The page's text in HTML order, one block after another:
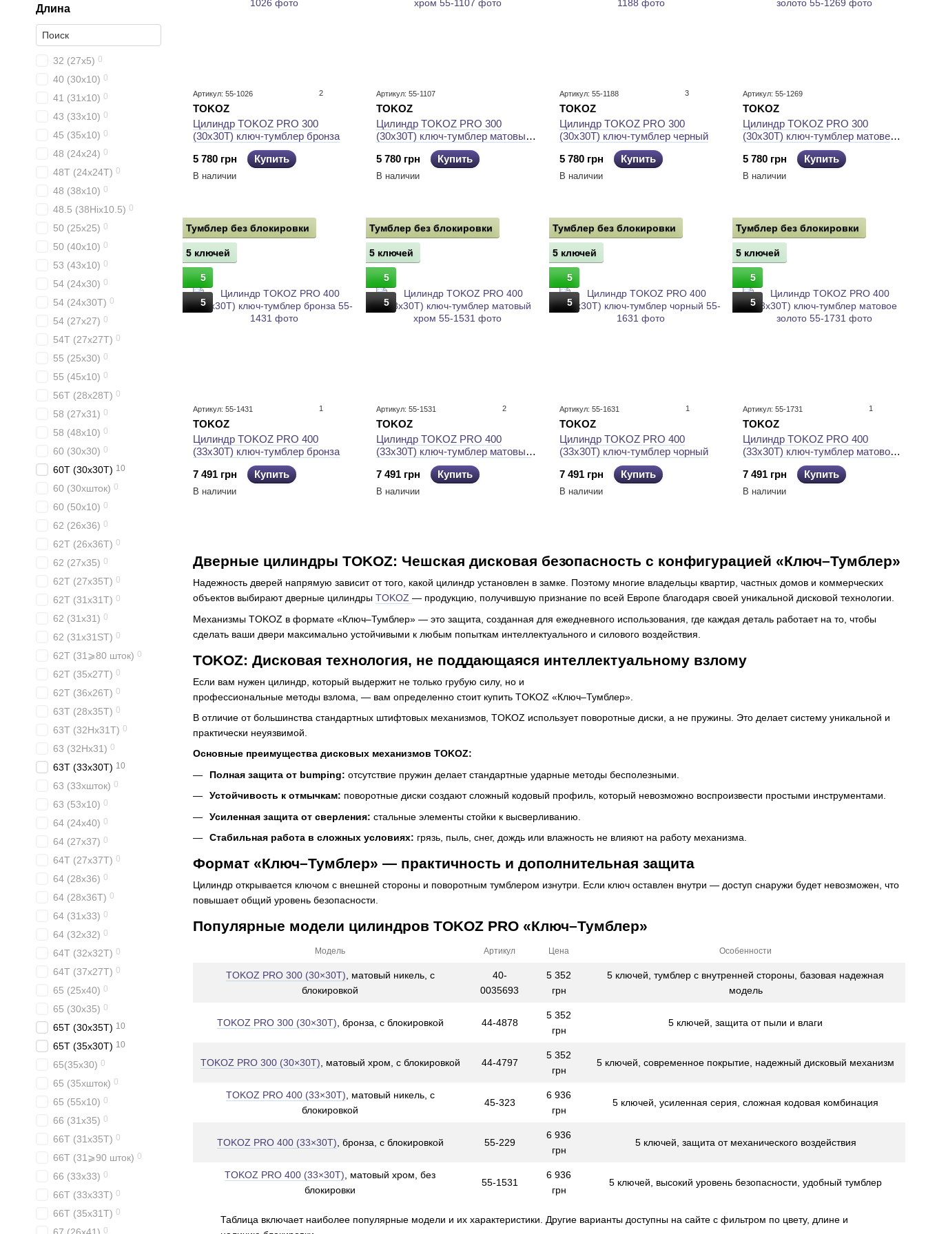
Дверные цилиндры TOKOZ: Чешская дисковая безопасность с конфигурацией «Ключ–Тумблер»
Надежность дверей напрямую зависит от того, какой цилиндр установлен в замке. Поэтому многие владельцы квартир, частных домов и коммерческих
объектов выбирают дверные цилиндры TOKOZ — продукцию, получившую признание по всей Европе благодаря своей уникальной дисковой технологии.
Механизмы TOKOZ в формате «Ключ–Тумблер» — это защита, созданная для ежедневного использования, где каждая деталь работает на то, чтобы
сделать ваши двери максимально устойчивыми к любым попыткам интеллектуального и силового воздействия.
TOKOZ: Дисковая технология, не поддающаяся интеллектуальному взлому
Если вам нужен цилиндр, который выдержит не только грубую силу, но и
профессиональные методы взлома, — вам определенно стоит купить TOKOZ «Ключ–Тумблер».
В отличие от большинства стандартных штифтовых механизмов, TOKOZ использует поворотные диски, а не пружины. Это делает систему уникальной и
практически неуязвимой.
Основные преимущества дисковых механизмов TOKOZ:
Полная защита от bumping: отсутствие пружин делает стандартные ударные методы бесполезными.
Устойчивость к отмычкам: поворотные диски создают сложный кодовый профиль, который невозможно воспроизвести простыми инструментами.
Усиленная защита от сверления: стальные элементы стойки к высверливанию.
Стабильная работа в сложных условиях: грязь, пыль, снег, дождь или влажность не влияют на работу механизма.
Формат «Ключ–Тумблер» — практичность и дополнительная защита
Цилиндр открывается ключом с внешней стороны и поворотным тумблером изнутри. Если ключ оставлен внутри — доступ снаружи будет невозможен, что
повышает общий уровень безопасности.
Популярные модели цилиндров TOKOZ PRO «Ключ–Тумблер»
Модель Артикул Цена Особенности
TOKOZ PRO 300 (30×30T) , матовый никель, с
блокировкой
40-
0035693
5 352
грн
5 ключей, тумблер с внутренней стороны, базовая надежная
модель
TOKOZ PRO 300 (30×30T) , бронза, с блокировкой 44-4878
5 352
грн
5 ключей, защита от пыли и влаги
TOKOZ PRO 300 (30×30T) , матовый хром, с блокировкой 44-4797
5 352
грн
5 ключей, современное покрытие, надежный дисковый механизм
TOKOZ PRO 400 (33×30T) , матовый никель, с
блокировкой
45-323
6 936
грн
5 ключей, усиленная серия, сложная кодовая комбинация
TOKOZ PRO 400 (33×30T) , бронза, с блокировкой 55-229
6 936
грн
5 ключей, защита от механического воздействия
TOKOZ PRO 400 (33×30T) , матовый хром, без
блокировки
55-1531
6 936
грн
5 ключей, высокий уровень безопасности, удобный тумблер
Таблица включает наиболее популярные модели и их характеристики. Другие варианты доступны на сайте с фильтром по цвету, длине и
Артикул: 55-1026 2
TOKOZ
Цилиндр TOKOZ PRO 300
(30x30T) ключ-тумблер бронза
5 780 грн
Купить
В наличии
Артикул: 55-1107
TOKOZ
Цилиндр TOKOZ PRO 300
(30x30T) ключ-тумблер матовый
5 780 грн
Купить
В наличии
Артикул: 55-1188 3
TOKOZ
Цилиндр TOKOZ PRO 300
(30x30T) ключ-тумблер черный
5 780 грн
Купить
В наличии
Артикул: 55-1269
TOKOZ
Цилиндр TOKOZ PRO 300
(30x30T) ключ-тумблер матове
5 780 грн
Купить
В наличии
Тумблер без блокировки
5 ключей
5
5
Артикул: 55-1431 1
TOKOZ
Цилиндр TOKOZ PRO 400
(33x30T) ключ-тумблер бронза
7 491 грн
Купить
В наличии
Тумблер без блокировки
5 ключей
5
5
Артикул: 55-1531 2
TOKOZ
Цилиндр TOKOZ PRO 400
(33x30T) ключ-тумблер матовый
7 491 грн
Купить
В наличии
Тумблер без блокировки
5 ключей
5
5
Артикул: 55-1631 1
TOKOZ
Цилиндр TOKOZ PRO 400
(33x30T) ключ-тумблер чорный
7 491 грн
Купить
В наличии
Тумблер без блокировки
5 ключей
5
5
Артикул: 55-1731 1
TOKOZ
Цилиндр TOKOZ PRO 400
(33x30T) ключ-тумблер матовое
7 491 грн
Купить
В наличии
Длина
32 (27x5) 0
40 (30x10) 0
41 (31x10) 0
43 (33x10) 0
45 (35x10) 0
48 (24x24) 0
48T (24x24T) 0
48 (38x10) 0
48.5 (38Hix10.5) 0
50 (25x25) 0
50 (40x10) 0
53 (43x10) 0
54 (24x30) 0
54 (24x30T) 0
54 (27x27) 0
54T (27x27T) 0
55 (25x30) 0
55 (45x10) 0
56T (28x28T) 0
58 (27x31) 0
58 (48x10) 0
60 (30x30) 0
60T (30x30T) 10
60 (30xшток) 0
60 (50x10) 0
62 (26x36) 0
62T (26x36T) 0
62 (27x35) 0
62T (27x35T) 0
62T (31x31T) 0
62 (31x31) 0
62 (31x31ST) 0
62T (31⩾80 шток) 0
62T (35x27T) 0
62T (36x26T) 0
63T (28x35T) 0
63T (32Hx31T) 0
63 (32Hx31) 0
63T (33x30T) 10
63 (33xшток) 0
63 (53x10) 0
64 (24x40) 0
64 (27x37) 0
64T (27x37T) 0
64 (28x36) 0
64 (28x36T) 0
64 (31x33) 0
64 (32x32) 0
64T (32x32T) 0
64T (37x27T) 0
65 (25x40) 0
65 (30x35) 0
65T (30x35T) 10
65T (35x30T) 10
65(35х30) 0
65 (35xшток) 0
65 (55x10) 0
66 (31x35) 0
66T (31x35T) 0
66T (31⩾90 шток) 0
66 (33x33) 0
66T (33x33T) 0
66T (35x31T) 0
0